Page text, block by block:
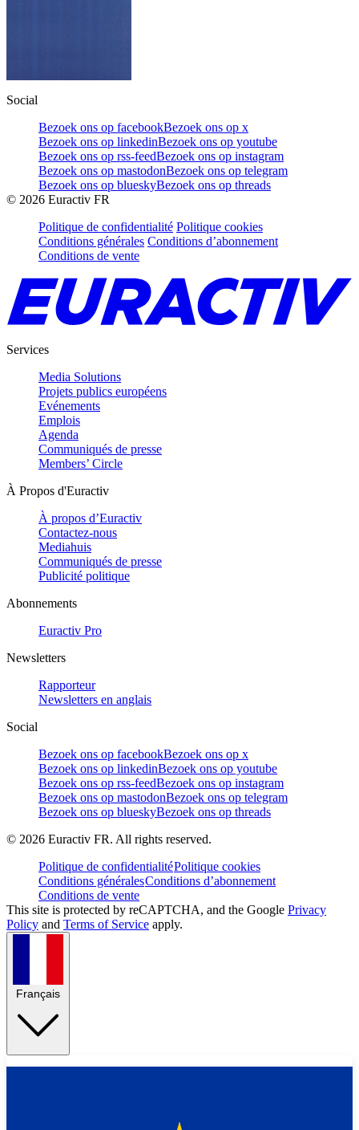
Social
Bezoek ons op facebookBezoek ons op x
Bezoek ons op linkedinBezoek ons op youtube
Bezoek ons op rss-feedBezoek ons op instagram
Bezoek ons op mastodonBezoek ons op telegram
Bezoek ons op blueskyBezoek ons op threads
© 2026 Euractiv FR
Politique de confidentialité Politique cookies
Conditions générales Conditions d’abonnement
Conditions de vente
Services
Media Solutions
Projets publics européens
Evénements
Emplois
Agenda
Communiqués de presse
Members’ Circle
À Propos d'Euractiv
À propos d’Euractiv
Contactez-nous
Mediahuis
Communiqués de presse
Publicité politique
Abonnements
Euractiv Pro
Newsletters
Rapporteur
Newsletters en anglais
Social
Bezoek ons op facebookBezoek ons op x
Bezoek ons op linkedinBezoek ons op youtube
Bezoek ons op rss-feedBezoek ons op instagram
Bezoek ons op mastodonBezoek ons op telegram
Bezoek ons op blueskyBezoek ons op threads
© 2026 Euractiv FR. All rights reserved.
Politique de confidentialitéPolitique cookies
Conditions généralesConditions d’abonnement
Conditions de vente
This site is protected by reCAPTCHA, and the Google Privacy
Policy and Terms of Service apply.
Français